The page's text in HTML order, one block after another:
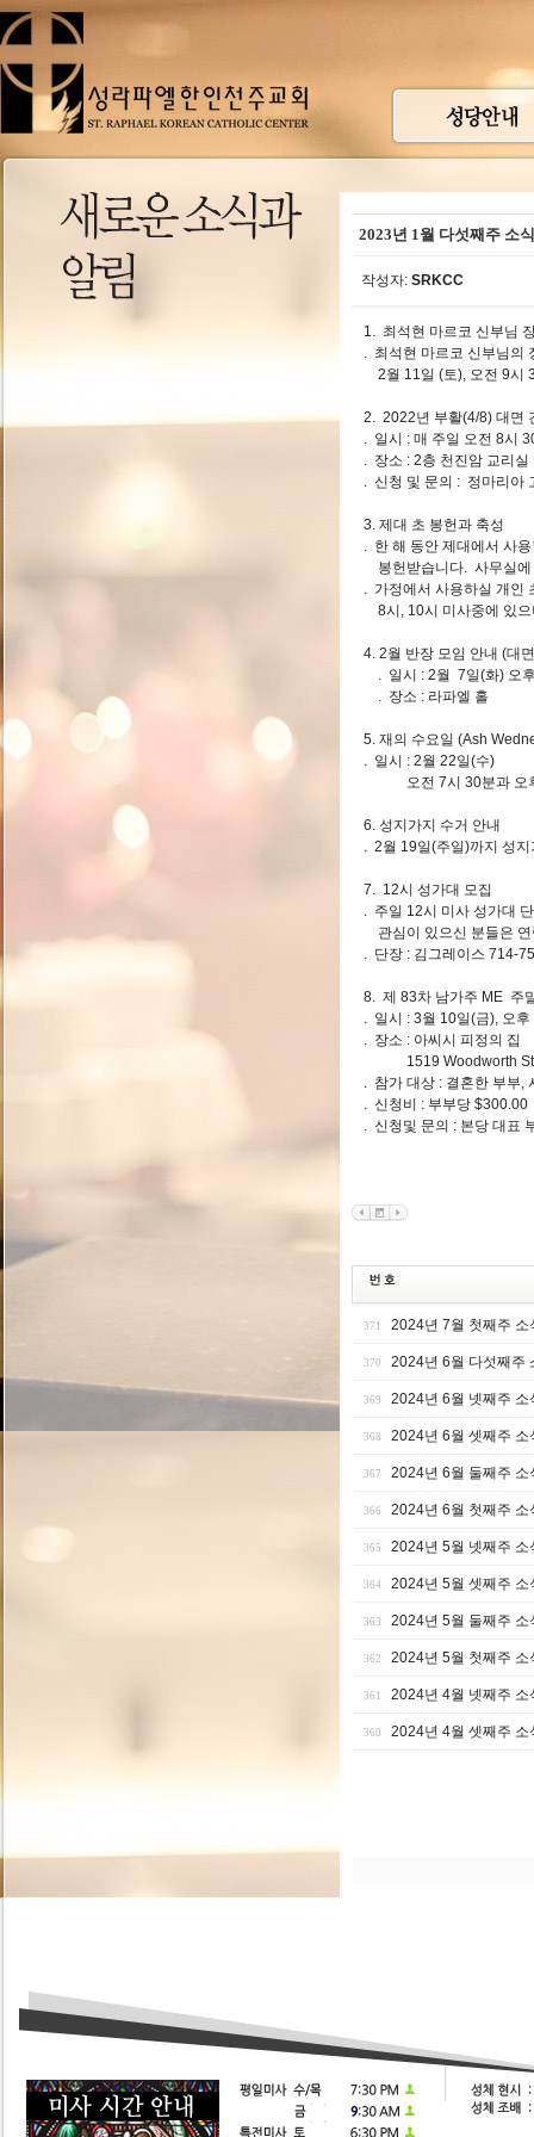
2023년 1월 다섯째주 소식
작성자: SRKCC
1. 최석현 마르코 신부님
. 최석현 마르코 신부님의
2월 11일 (토), 오전 9시
2. 2022년 부활(4/8) 대면
. 일시 : 매 주일 오전 8시
. 장소 : 2층 천진암 교리실
. 신청 및 문의 : 정마리아
3. 제대 초 봉헌과 축성
. 한 해 동안 제대에서 사
봉헌받습니다. 사무실에
. 가정에서 사용하실 개인
8시, 10시 미사중에 있
4. 2월 반장 모임 안내 (대
. 일시 : 2월 7일(화)
. 장소 : 라파엘 홀
5. 재의 수요일 (Ash
. 일시 : 2월 22일(수)
오전 7시 30분과 오
6. 성지가지 수거 안내
. 2월 19일(주일)까지 성
7. 12시 성가대 모집
. 주일 12시 미사 성가대
관심이 있으신 분들은
. 단장 : 김그레이스 714-
8. 제 83차 남가주 ME 주
. 일시 : 3월 10일(금), 오
. 장소 : 아씨시 피정의 집
1519 Woodworth St.,
. 참가 대상 : 결혼한 부부,
. 신청비 : 부부당 $300.00
. 신청및 문의 : 본당 대표
371 2024년 7월 첫째주 소
370 2024년 6월 다섯째주
369 2024년 6월 넷째주 소
368 2024년 6월 셋째주 소
367 2024년 6월 둘째주 소
366 2024년 6월 첫째주 소
365 2024년 5월 넷째주 소
364 2024년 5월 셋째주 소
363 2024년 5월 둘째주 소
362 2024년 5월 첫째주 소
361 2024년 4월 넷째주 소
360 2024년 4월 셋째주 소